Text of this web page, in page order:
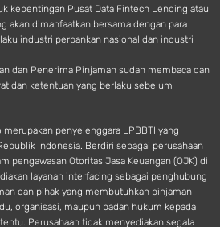
kepentingan Pusat Data Fintech Lending atau
akan dimanfaatkan bersama dengan para
industri perbankan nasional dan industri
dan Penerima Pinjaman sudah membaca dan
dan ketentuan yang berlaku sebelum
penyelenggara LPBBTI yang
Indonesia. Berdiri sebagai perusahaan
pengawasan Otoritas Jasa Keuangan (OJK) di
layanan interfacing sebagai penghubung
dan pihak yang membutuhkan pinjaman
organisasi, maupun badan hukum kepada
Perusahaan tidak menyediakan segala